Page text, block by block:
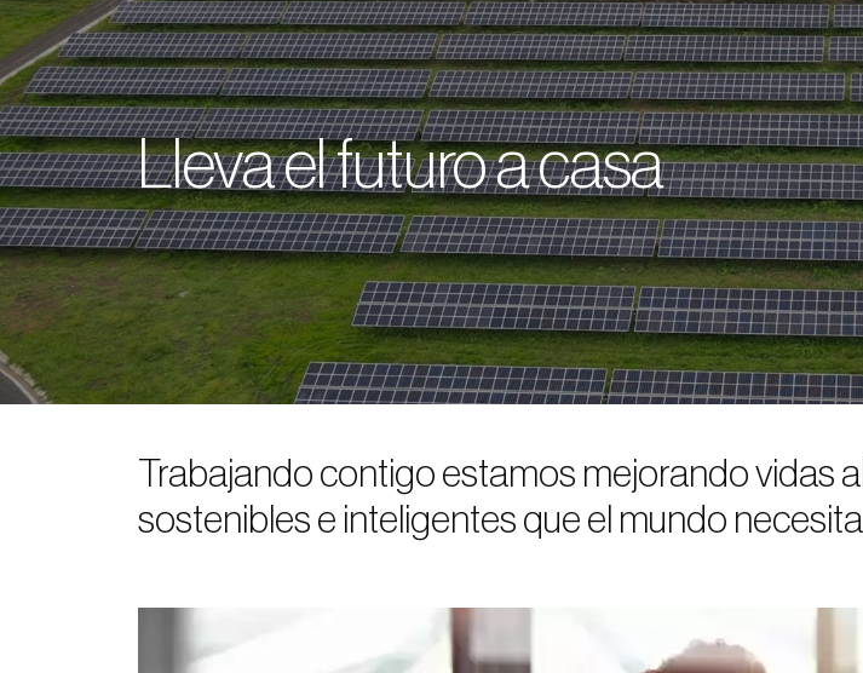
Lleva el futuro a casa
Trabajando contigo estamos mejorando vidas
sostenibles e inteligentes que el mundo